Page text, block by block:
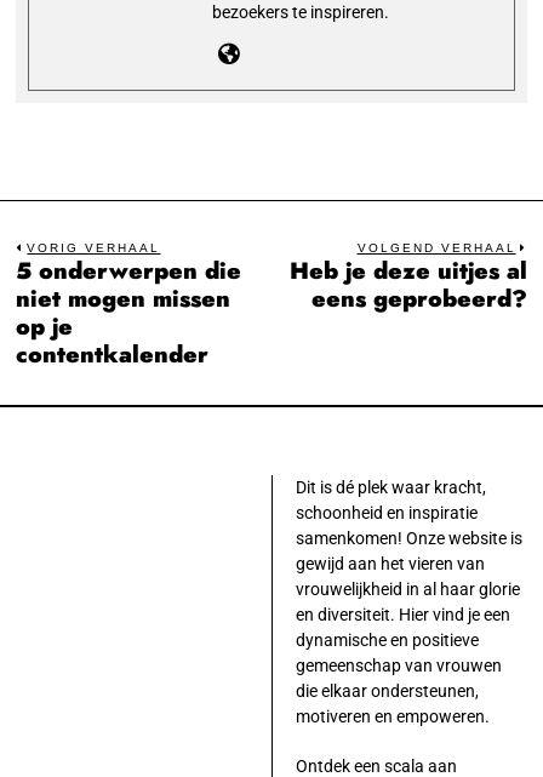
bezoekers te inspireren.
Bericht
navigatie
VORIG VERHAAL
Previous
post:
5 onderwerpen die
niet mogen missen
op je
contentkalender
VOLGEND VERHAAL
Heb je deze uitjes al
eens geprobeerd?
Dit is dé plek waar kracht,
schoonheid en inspiratie
samenkomen! Onze website is
gewijd aan het vieren van
vrouwelijkheid in al haar glorie
en diversiteit. Hier vind je een
dynamische en positieve
gemeenschap van vrouwen
die elkaar ondersteunen,
motiveren en empoweren.
Ontdek een scala aan